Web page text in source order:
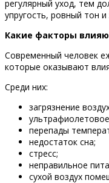
регулярный уход, тем
упругость, ровный тон
Какие факторы
Современный человек
которые оказывают
Среди них:
загрязнение
перепады
недостаток сна;
стресс;
неправильное
сухой воздух